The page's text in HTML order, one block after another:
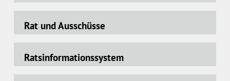
Rat und Ausschüsse
Ratsinformationssystem